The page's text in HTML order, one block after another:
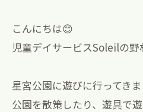
こんにちは😊
児童デイサービスSoleilの野
星宮公園に遊びに行ってきま
公園を散策したり、遊具で